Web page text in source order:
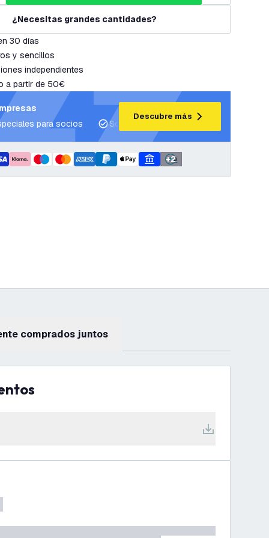
¿Necesitas grandes cantidades?
30 días
y sencillos
independientes
a partir de 50€
para socios
Soporte para proyectos y planes de
Descubre más
+2
comprados juntos